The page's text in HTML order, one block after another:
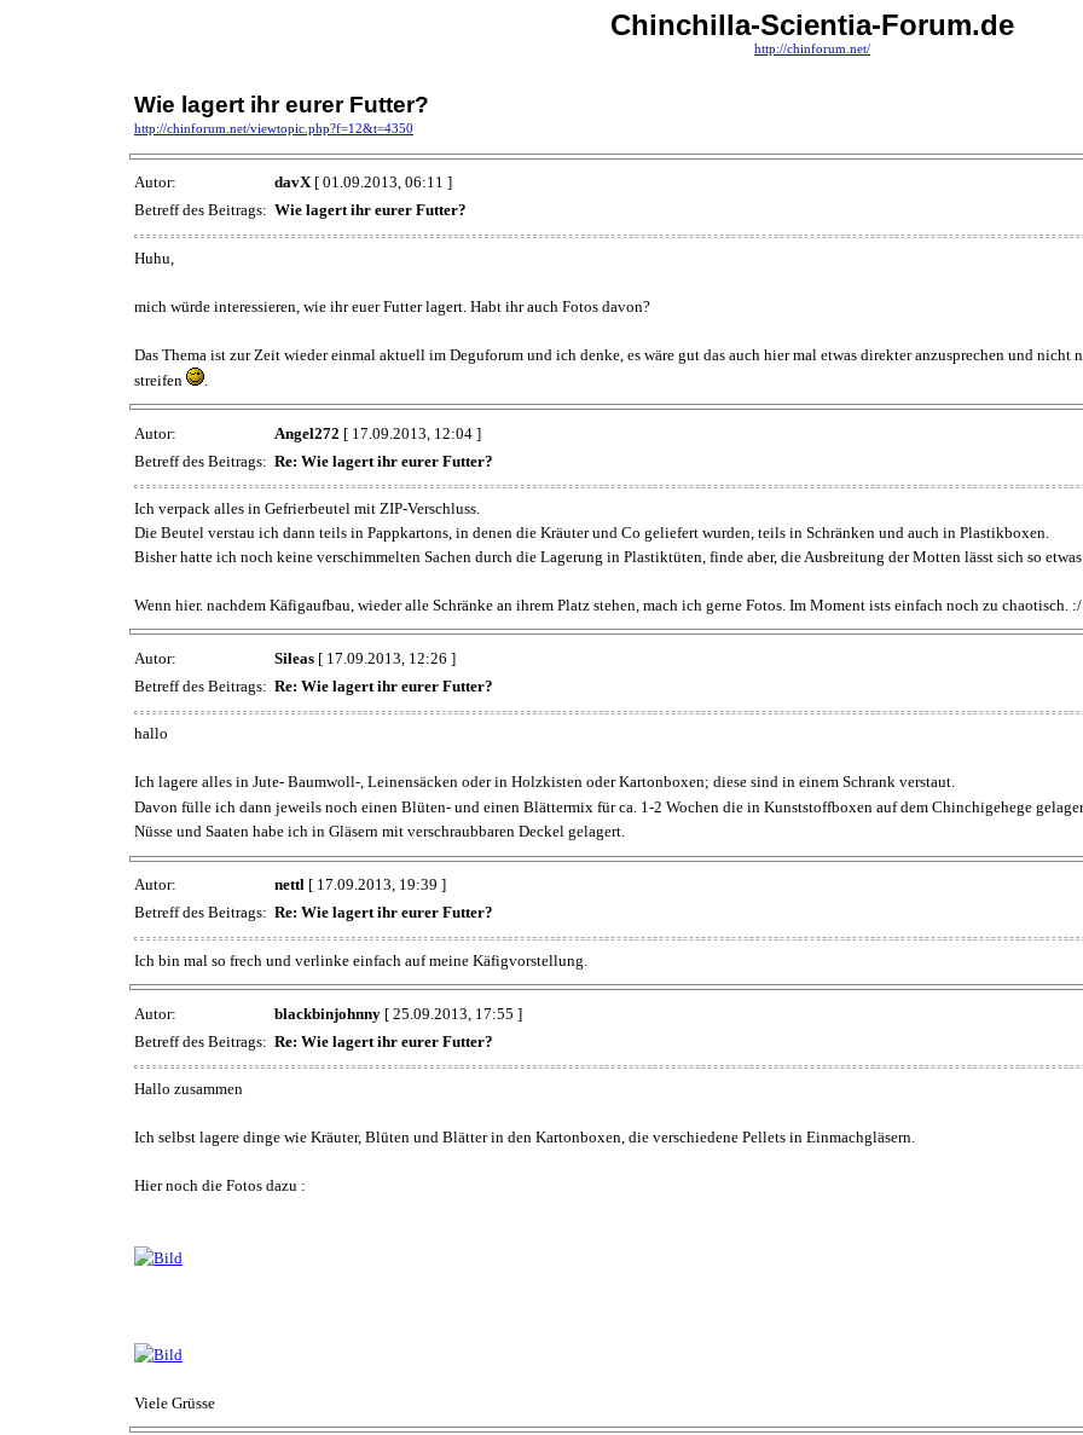
Chinchilla-Scientia-Forum.de
http://chinforum.net/
Wie lagert ihr eurer Futter?
http://chinforum.net/viewtopic.php?f=12&t=4350
Autor: davX[ 01.09.2013, 06:11 ]
Betreff des Beitrags: Wie lagert ihr eurer Futter?
Huhu,
mich würde interessieren, wie ihr euer Futter lagert. Habt ihr auch Fotos davon?
Das Thema ist zur Zeit wieder einmal aktuell im Deguforum und ich denke, es wäre gut das auch hier mal etwas direkter anzusprechen und
streifen
Autor: Angel272 [ 17.09.2013, 12:04 ]
Betreff des Beitrags: Re: Wie lagert ihr eurer Futter?
Ich verpack alles in Gefrierbeutel mit ZIP-Verschluss.
Die Beutel verstau ich dann teils in Pappkartons, in denen die Kräuter und Co geliefert wurden, teils in Schränken und auch in Plastikboxen.
Bisher hatte ich noch keine verschimmelten Sachen durch die Lagerung in Plastiktüten, finde aber, die Ausbreitung der Motten lässt sich so
Wenn hier. nachdem Käfigaufbau, wieder alle Schränke an ihrem Platz stehen, mach ich gerne Fotos. Im Moment ists einfach noch zu chaotisch. :/
Autor: Sileas [ 17.09.2013, 12:26 ]
Betreff des Beitrags: Re: Wie lagert ihr eurer Futter?
hallo
Ich lagere alles in Jute- Baumwoll-, Leinensäcken oder in Holzkisten oder Kartonboxen; diese sind in einem Schrank verstaut.
Davon fülle ich dann jeweils noch einen Blüten- und einen Blättermix für ca. 1-2 Wochen die in Kunststoffboxen auf dem Chinchigehege
Nüsse und Saaten habe ich in Gläsern mit verschraubbaren Deckel gelagert.
Autor: nettl [ 17.09.2013, 19:39 ]
Betreff des Beitrags: Re: Wie lagert ihr eurer Futter?
Ich bin mal so frech und verlinke einfach auf meine Käfigvorstellung.
Autor: blackbinjohnny [ 25.09.2013, 17:55 ]
Betreff des Beitrags: Re: Wie lagert ihr eurer Futter?
Hallo zusammen
Ich selbst lagere dinge wie Kräuter, Blüten und Blätter in den Kartonboxen, die verschiedene Pellets in Einmachgläsern.
Hier noch die Fotos dazu :
Viele Grüsse